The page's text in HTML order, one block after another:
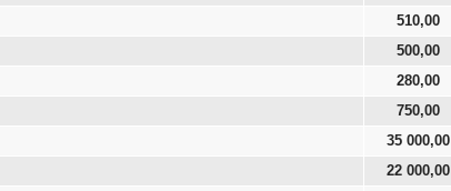
510,00
500,00
280,00
750,00
35 000,00
22 000,00